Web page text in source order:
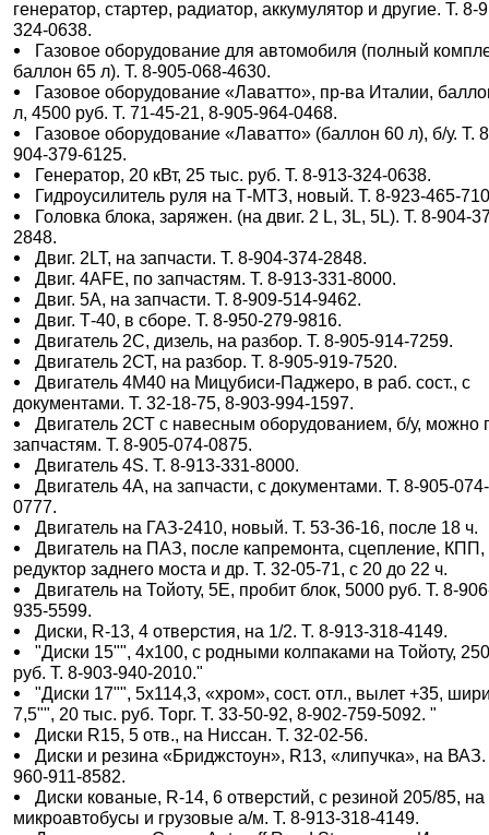
генератор, стартер, радиатор, аккумулятор и другие. Т. 8-
324-0638.
Газовое оборудование для автомобиля (полный
баллон 65 л). Т. 8-905-068-4630.
Газовое оборудование «Лаватто», пр-ва Италии,
л, 4500 руб. Т. 71-45-21, 8-905-964-0468.
Газовое оборудование «Лаватто» (баллон 60 л), б/у. Т.
904-379-6125.
Генератор, 20 кВт, 25 тыс. руб. Т. 8-913-324-0638.
Гидроусилитель руля на Т-МТЗ, новый. Т. 8-923-465-
Головка блока, заряжен. (на двиг. 2 L, 3L, 5L). Т. 8-904-
2848.
Двиг. 2LT, на запчасти. Т. 8-904-374-2848.
Двиг. 4АFE, по запчастям. Т. 8-913-331-8000.
Двиг. 5А, на запчасти. Т. 8-909-514-9462.
Двиг. Т-40, в сборе. Т. 8-950-279-9816.
Двигатель 2С, дизель, на разбор. Т. 8-905-914-7259.
Двигатель 2СТ, на разбор. Т. 8-905-919-7520.
Двигатель 4М40 на Мицубиси-Паджеро, в раб. сост., с
документами. Т. 32-18-75, 8-903-994-1597.
Двигатель 2СТ с навесным оборудованием, б/у, можно
запчастям. Т. 8-905-074-0875.
Двигатель 4S. Т. 8-913-331-8000.
Двигатель 4А, на запчасти, с документами. Т. 8-905-074-
0777.
Двигатель на ГАЗ-2410, новый. Т. 53-36-16, после 18 ч.
Двигатель на ПАЗ, после капремонта, сцепление, КПП,
редуктор заднего моста и др. Т. 32-05-71, с 20 до 22 ч.
Двигатель на Тойоту, 5Е, пробит блок, 5000 руб. Т. 8-
935-5599.
Диски, R-13, 4 отверстия, на 1/2. Т. 8-913-318-4149.
"Диски 15"", 4х100, с родными колпаками на Тойоту,
руб. Т. 8-903-940-2010."
"Диски 17"", 5х114,3, «хром», сост. отл., вылет +35,
7,5"", 20 тыс. руб. Торг. Т. 33-50-92, 8-902-759-5092. "
Диски R15, 5 отв., на Ниссан. Т. 32-02-56.
Диски и резина «Бриджстоун», R13, «липучка», на ВАЗ.
960-911-8582.
Диски кованые, R-14, 6 отверстий, с резиной 205/85, на
микроавтобусы и грузовые а/м. Т. 8-913-318-4149.